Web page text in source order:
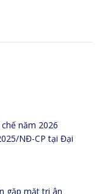
năm 2026
NĐ-CP tại Đại
gặp mặt tri ân